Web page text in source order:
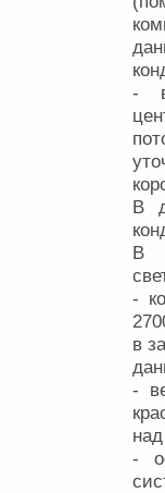
-
В
В
-
в
-
-